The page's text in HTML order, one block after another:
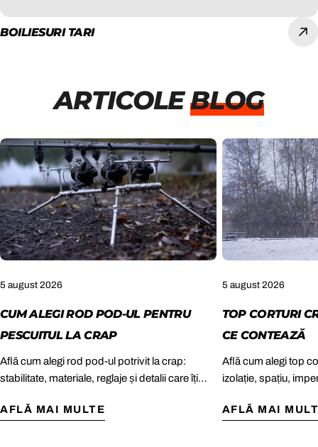
BOILIESURI TARI
ARTICOLEBLOG
5 august 2026
CUM ALEGI ROD POD-UL PENTRU
PESCUITUL LA CRAP
Află cum alegi rod pod-ul potrivit la crap:
stabilitate, materiale, reglaje și detalii care îți
orice mal.
AFLĂ MAI MULTE
5 august 2026
TOP CORTURI
CE CONTEAZĂ
Află cum alegi top
izolație, spațiu,
și umede.
AFLĂ MAI